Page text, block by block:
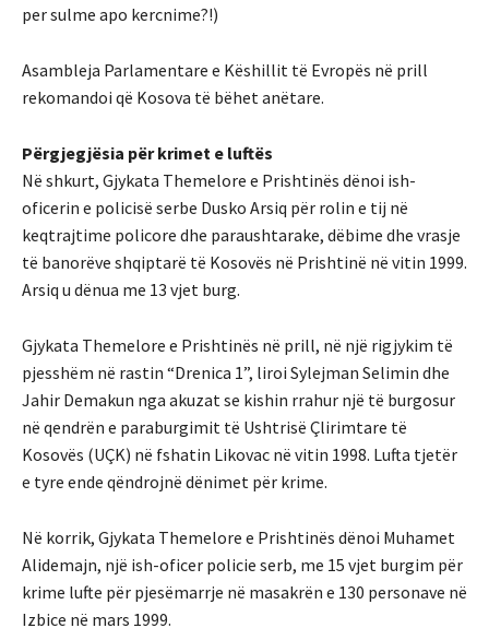
per sulme apo kercnime?!)
Asambleja Parlamentare e Këshillit të Evropës në prill
rekomandoi që Kosova të bëhet anëtare.
Përgjegjësia për krimet e luftës
Në shkurt, Gjykata Themelore e Prishtinës dënoi ish-
oficerin e policisë serbe Dusko Arsiq për rolin e tij në
keqtrajtime policore dhe paraushtarake, dëbime dhe vrasje
të banorëve shqiptarë të Kosovës në Prishtinë në vitin 1999.
Arsiq u dënua me 13 vjet burg.
Gjykata Themelore e Prishtinës në prill, në një rigjykim të
pjesshëm në rastin “Drenica 1”, liroi Sylejman Selimin dhe
Jahir Demakun nga akuzat se kishin rrahur një të burgosur
në qendrën e paraburgimit të Ushtrisë Çlirimtare të
Kosovës (UÇK) në fshatin Likovac në vitin 1998. Lufta tjetër
e tyre ende qëndrojnë dënimet për krime.
Në korrik, Gjykata Themelore e Prishtinës dënoi Muhamet
Alidemajn, një ish-oficer policie serb, me 15 vjet burgim për
krime lufte për pjesëmarrje në masakrën e 130 personave në
Izbice në mars 1999.